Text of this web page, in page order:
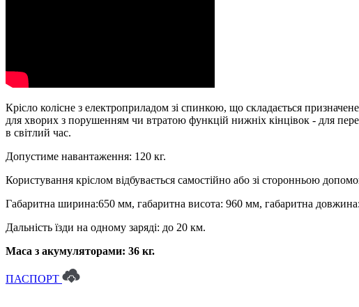
Крісло колісне з електроприладом зі спинкою, що складається призначене
для хворих з порушенням чи втратою функцій нижніх кінцівок - для
в світлий час.
Допустиме навантаження: 120 кг.
Користування кріслом відбувається самостійно або зі сторонньою
Габаритна ширина:650 мм, габаритна висота: 960 мм, габаритна
Дальність їзди на одному заряді: до 20 км.
Маса з акумуляторами: 36 кг.
ПАСПОРТ